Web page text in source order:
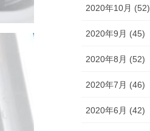
2020年10月 (52)
2020年9月 (45)
2020年8月 (52)
2020年7月 (46)
2020年6月 (42)